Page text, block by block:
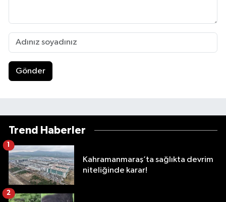
Gönder
Trend Haberler
Kahramanmaraş’ta sağlıkta devrim
niteliğinde karar!
2